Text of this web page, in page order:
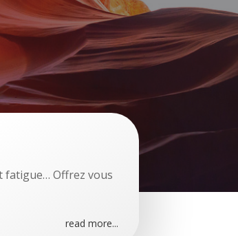
fatigue… Offrez vous
read more...